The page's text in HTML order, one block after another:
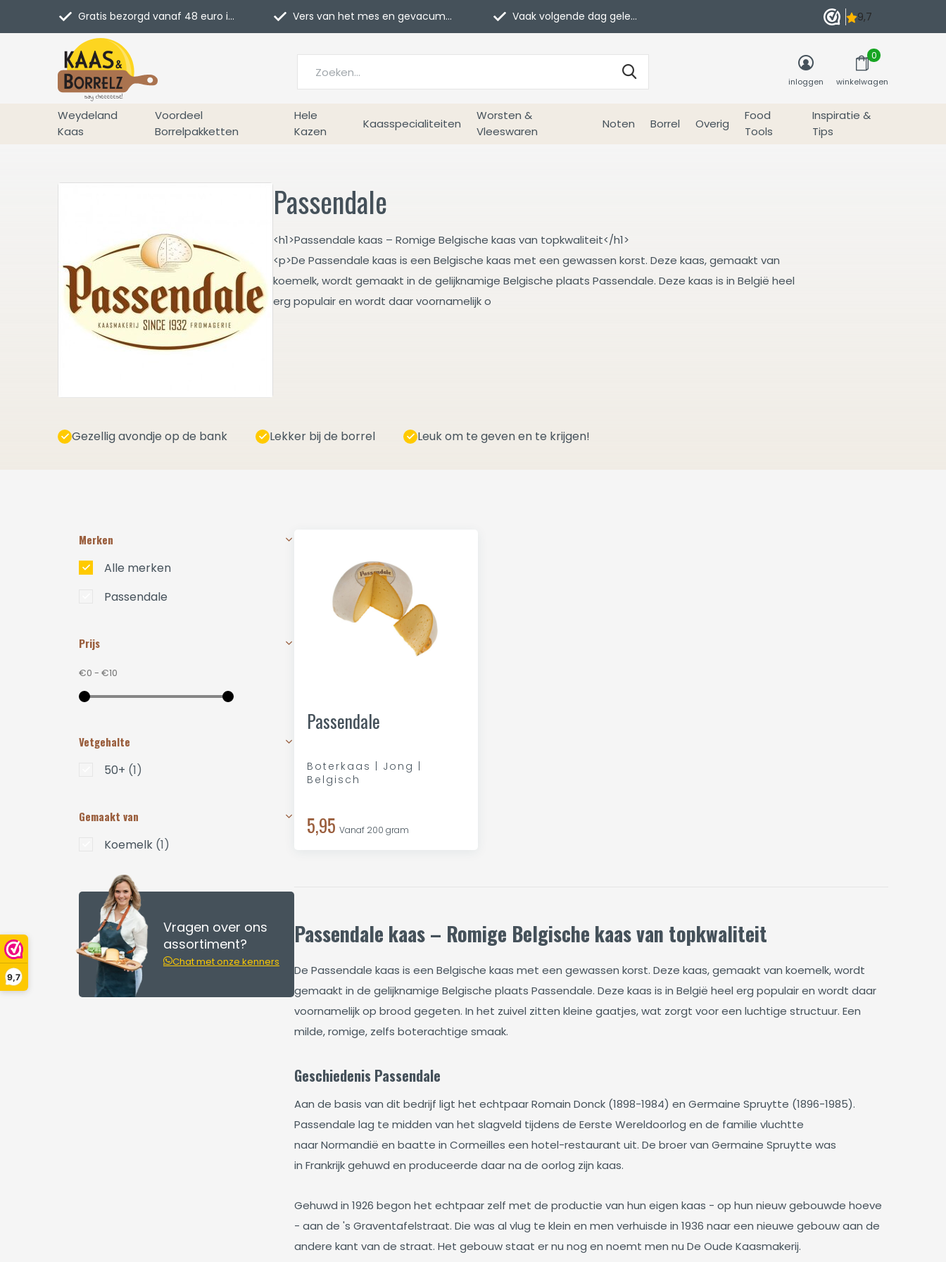
9,7
Weydeland
Kaas
Voordeel
Borrelpakketten
Hele
Kazen
Kaasspecialiteiten
Worsten &
Vleeswaren
Noten Borrel Overig
Food
Tools
Inspiratie &
Tips
inloggen winkelwagen
0
Gratis bezorgd vanaf 48 euro in NL Vers van het mes en gevacumeerd Vaak volgende dag geleverd
Passendale
<h1>Passendale kaas – Romige Belgische kaas van topkwaliteit</h1>
<p>De Passendale kaas is een Belgische kaas met een gewassen korst. Deze kaas, gemaakt van
koemelk, wordt gemaakt in de gelijknamige Belgische plaats Passendale. Deze kaas is in België heel
erg populair en wordt daar voornamelijk o
Gezellig avondje op de bank Lekker bij de borrel Leuk om te geven en te krijgen!
Passendale
Boterkaas | Jong |
Belgisch
5,95 Vanaf 200 gram
Passendale kaas – Romige Belgische kaas van topkwaliteit
De Passendale kaas is een Belgische kaas met een gewassen korst. Deze kaas, gemaakt van koemelk, wordt
gemaakt in de gelijknamige Belgische plaats Passendale. Deze kaas is in België heel erg populair en wordt daar
voornamelijk op brood gegeten. In het zuivel zitten kleine gaatjes, wat zorgt voor een luchtige structuur. Een
milde, romige, zelfs boterachtige smaak.
Geschiedenis Passendale
Aan de basis van dit bedrijf ligt het echtpaar Romain Donck (1898-1984) en Germaine Spruytte (1896-1985).
Passendale lag te midden van het slagveld tijdens de Eerste Wereldoorlog en de familie vluchtte
naar Normandië en baatte in Cormeilles een hotel-restaurant uit. De broer van Germaine Spruytte was
in Frankrijk gehuwd en produceerde daar na de oorlog zijn kaas.
Gehuwd in 1926 begon het echtpaar zelf met de productie van hun eigen kaas - op hun nieuw gebouwde hoeve
- aan de 's Graventafelstraat. Die was al vlug te klein en men verhuisde in 1936 naar een nieuwe gebouw aan de
andere kant van de straat. Het gebouw staat er nu nog en noemt men nu De Oude Kaasmakerij.
Merken
Alle merken
Passendale
Prijs
€0 - €10
Vetgehalte
50+ (1)
Gemaakt van
Koemelk (1)
Vragen over ons
assortiment?
Chat met onze kenners